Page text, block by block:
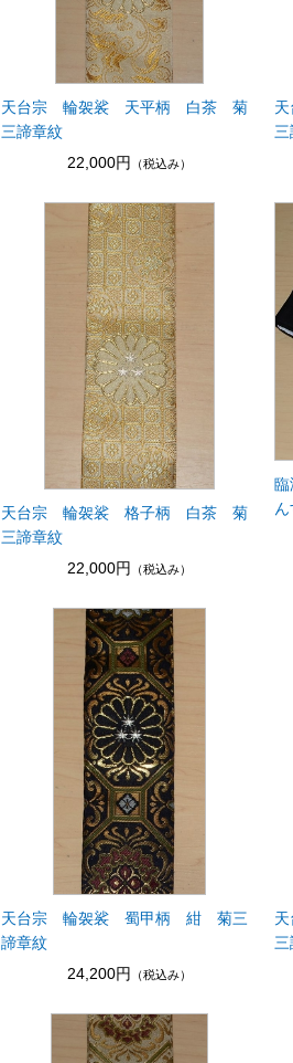
天台宗 輪袈裟 天平柄 白茶 菊
三諦章紋
22,000円
（税込み）
三
天台宗 輪袈裟 格子柄 白茶 菊
三諦章紋
22,000円
（税込み）
天台宗 輪袈裟 蜀甲柄 紺 菊三
諦章紋
24,200円
（税込み）
三